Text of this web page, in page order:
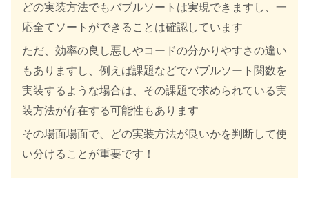
どの実装方法でもバブルソートは実現できますし、一
応全てソートができることは確認しています
ただ、効率の良し悪しやコードの分かりやすさの違い
もありますし、例えば課題などでバブルソート関数を
実装するような場合は、その課題で求められている実
装方法が存在する可能性もあります
その場面場面で、どの実装方法が良いかを判断して使
い分けることが重要です！